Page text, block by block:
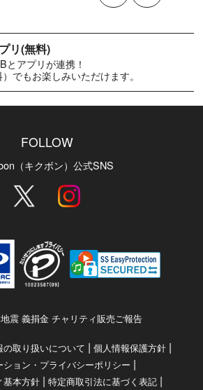
リ(無料)
とアプリが連携！
でもお楽しみいただけます。
FOLLOW
（キクボン）公式SNS
震 義捐金 チャリティ販売ご報告
の取り扱いについて | 個人情報保護方針|
ション・プライバシーポリシー |
基本方針 | 特定商取引法に基づく表記 |